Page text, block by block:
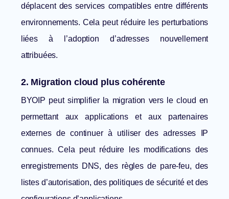
déplacent des services compatibles entre différents
environnements. Cela peut réduire les perturbations
liées à l’adoption d’adresses nouvellement
attribuées.
2. Migration cloud plus cohérente
BYOIP peut simplifier la migration vers le cloud en
permettant aux applications et aux partenaires
externes de continuer à utiliser des adresses IP
connues. Cela peut réduire les modifications des
enregistrements DNS, des règles de pare-feu, des
listes d’autorisation, des politiques de sécurité et des